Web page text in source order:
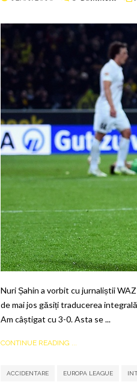
Nuri Șahin a vorbit cu jurnaliștii
de mai jos găsiți traducerea
Am câștigat cu 3-0. Asta se ...
CONTINUE READING ...
ACCIDENTARE EUROPA LEAGUE